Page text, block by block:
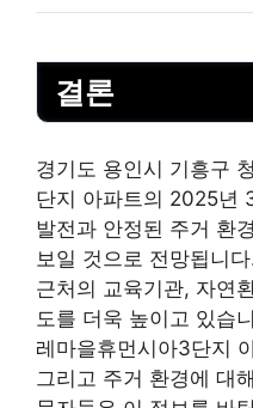
결론
경기도 용인시 기흥구
단지 아파트의 2025년
발전과 안정된 주거 환
보일 것으로 전망됩니
근처의 교육기관, 자연
도를 더욱 높이고 있습
레마을휴먼시아3단지
그리고 주거 환경에 대